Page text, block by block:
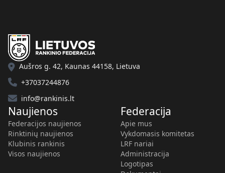
Aušros g. 42, Kaunas 44158, Lietuva
+37037244876
info@rankinis.lt
Naujienos
Federacijos naujienos
Rinktinių naujienos
Klubinis rankinis
Visos naujienos
Federacija
Apie mus
Vykdomasis komitetas
LRF nariai
Administracija
Logotipas